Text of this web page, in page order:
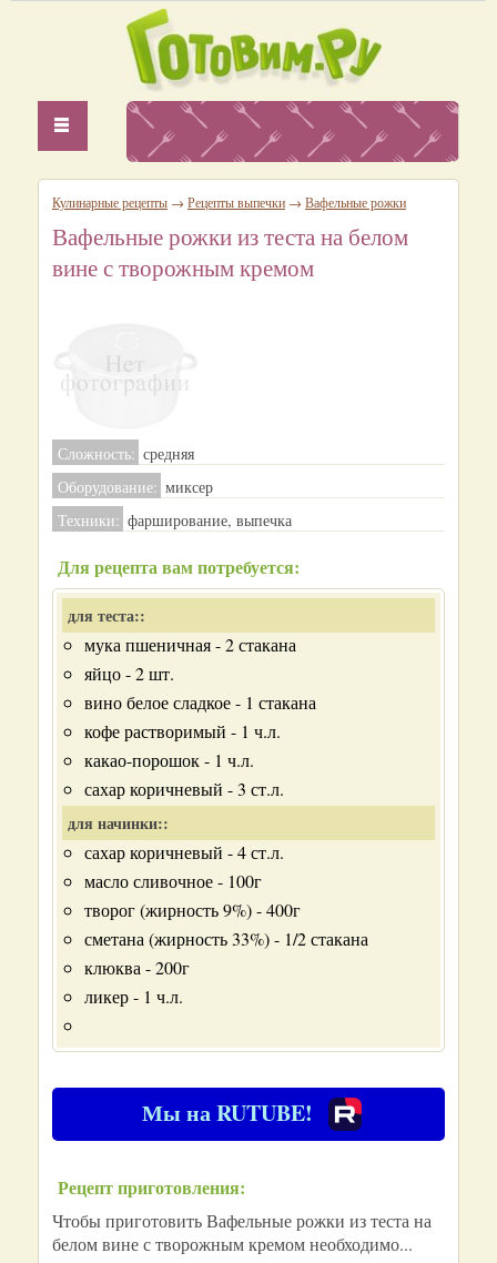
Кулинарные рецепты → Рецепты выпечки → Вафельные рожки
Вафельные рожки из теста на белом
вине с творожным кремом
Сложность: средняя
Оборудование: миксер
Техники: фарширование, выпечка
Для рецепта вам потребуется:
для теста::
мука пшеничная - 2 стакана
яйцо - 2 шт.
вино белое сладкое - 1 стакана
кофе растворимый - 1 ч.л.
какао-порошок - 1 ч.л.
сахар коричневый - 3 ст.л.
для начинки::
сахар коричневый - 4 ст.л.
масло сливочное - 100г
творог (жирность 9%) - 400г
сметана (жирность 33%) - 1/2 стакана
клюква - 200г
ликер - 1 ч.л.
Мы на RUTUBE!
Рецепт приготовления:
Чтобы приготовить Вафельные рожки из теста на
белом вине с творожным кремом необходимо...